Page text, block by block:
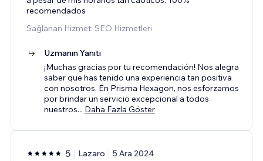
recomendados
Sağlanan Hizmet: SEO Hizmetleri
Uzmanın Yanıtı
¡Muchas gracias por tu recomendación! Nos alegra
saber que has tenido una experiencia tan positiva
con nosotros. En Prisma Hexagon, nos esforzamos
por brindar un servicio excepcional a todos
nuestros... Daha Fazla Göster
5 Lazaro 5 Ara 2024